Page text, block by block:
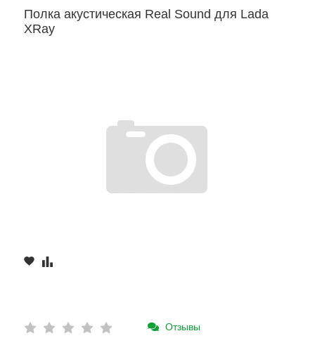
Полка акустическая Real Sound для Lada
XRay
Отзывы